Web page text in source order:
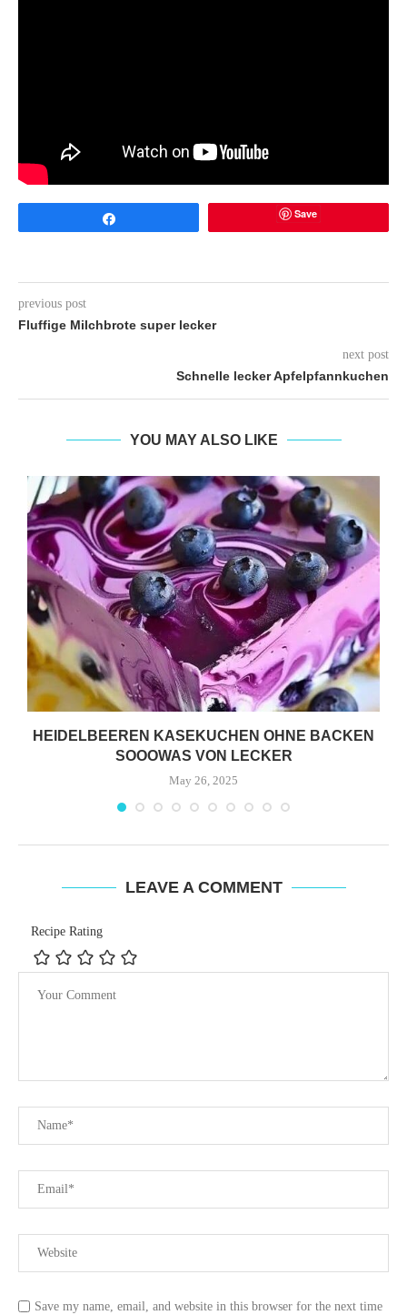
Save
previous post
Fluffige Milchbrote super lecker
next post
Schnelle lecker Apfelpfannkuchen
YOU MAY ALSO LIKE
HEIDELBEEREN KASEKUCHEN OHNE BACKEN
SOOOWAS VON LECKER
May 26, 2025
LEAVE A COMMENT
Recipe Rating
Save my name, email, and website in this browser for the next time